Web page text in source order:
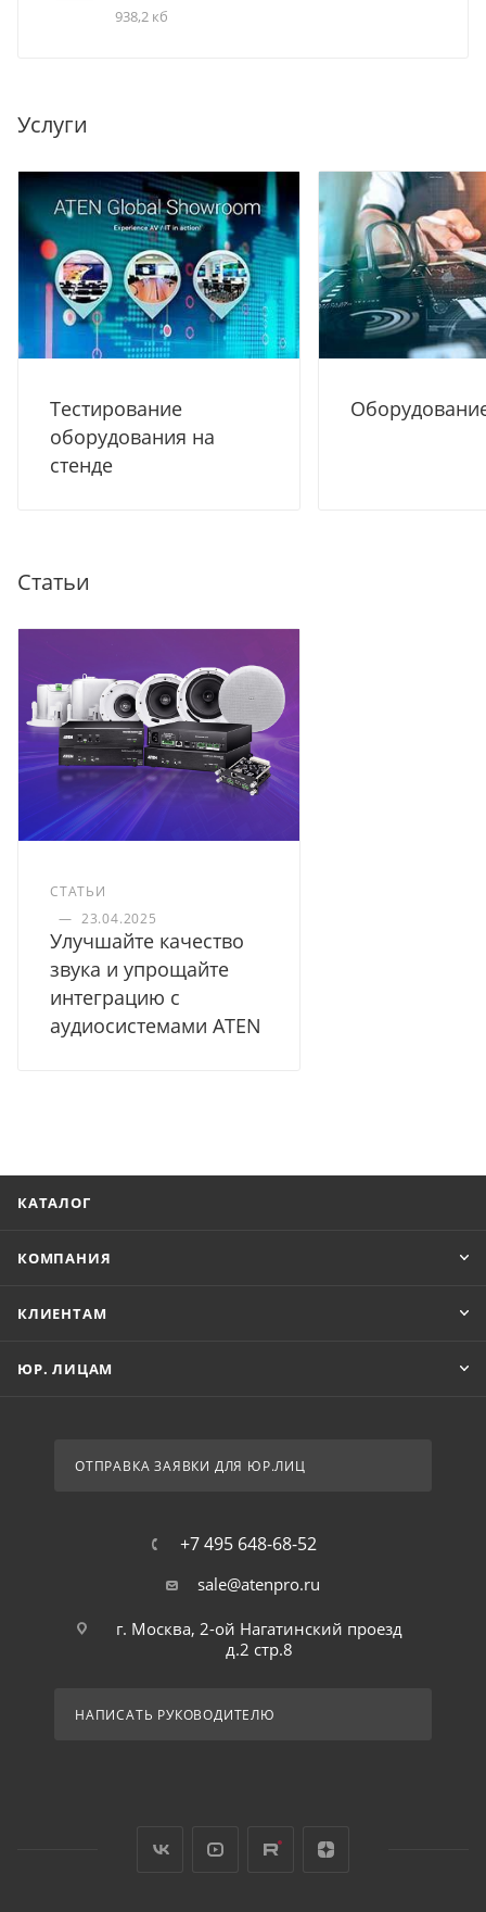
938,2 кб
Услуги
Тестирование
оборудования на
стенде
Статьи
СТАТЬИ
— 23.04.2025
Улучшайте качество
звука и упрощайте
интеграцию с
аудиосистемами ATEN
КАТАЛОГ
КОМПАНИЯ
КЛИЕНТАМ
ЮР. ЛИЦАМ
ОТПРАВКА ЗАЯВКИ ДЛЯ ЮР.ЛИЦ
+7 495 648-68-52
sale@atenpro.ru
г. Москва, 2-ой Нагатинский проезд
д.2 стр.8
НАПИСАТЬ РУКОВОДИТЕЛЮ